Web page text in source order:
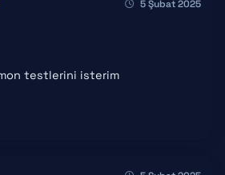
5 Şubat 2025
testlerini isterim